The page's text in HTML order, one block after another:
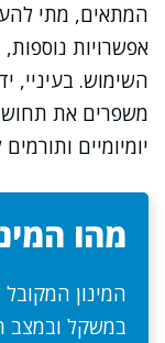
המתאים, מתי
אפשרויות
השימוש. בעיניי,
משפרים את
יומיומיים
מהו
המינון המקובל
במשקל ובמצב